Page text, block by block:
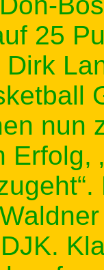
25
nun
Erfolg,